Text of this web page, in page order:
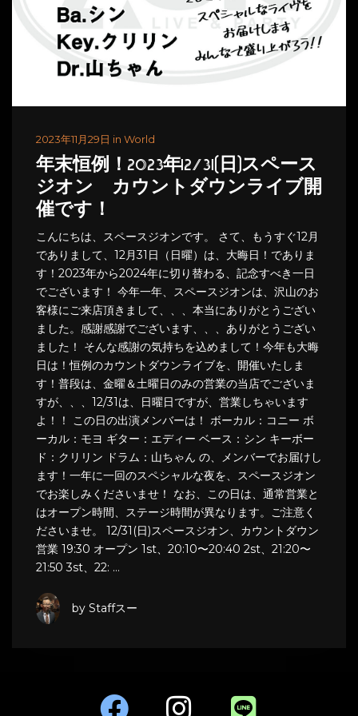
2023年11月29日 in World
年末恒例！2023年12/31(日)スペース
ジオン カウントダウンライブ開
催です！
こんにちは、スペースジオンです。 さて、もうすぐ12月
でありまして、12月31日（日曜）は、大晦日！でありま
す！2023年から2024年に切り替わる、記念すべき一日
でございます！ 今年一年、スペースジオンは、沢山のお
客様にご来店頂きまして、、、本当にありがとうござい
ました。感謝感謝でございます、、、ありがとうござい
ました！ そんな感謝の気持ちを込めまして！今年も大晦
日は！恒例のカウントダウンライブを、開催いたしま
す！普段は、金曜＆土曜日のみの営業の当店でございま
すが、、、12/31は、日曜日ですが、営業しちゃいます
よ！！ この日の出演メンバーは！ ボーカル：コニー ボ
ーカル：モヨ ギター：エディー ベース：シン キーボー
ド：クリリン ドラム：山ちゃん の、メンバーでお届けし
ます！一年に一回のスペシャルな夜を、スペースジオン
でお楽しみくださいませ！ なお、この日は、通常営業と
はオープン時間、ステージ時間が異なります。ご注意く
ださいませ。 12/31(日)スペースジオン、カウントダウン
営業 19:30 オープン 1st、20:10〜20:40 2st、21:20〜
21:50 3st、22: …
by Staffスー